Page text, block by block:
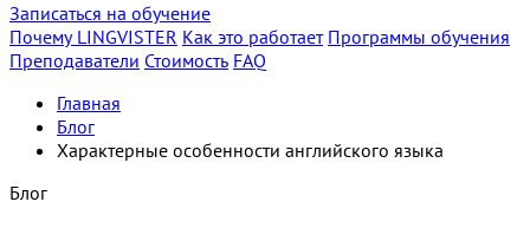
Записаться на обучение
Почему LINGVISTER Как это работает Программы обучения
Преподаватели Стоимость FAQ
Главная
Блог
Характерные особенности английского языка
Блог